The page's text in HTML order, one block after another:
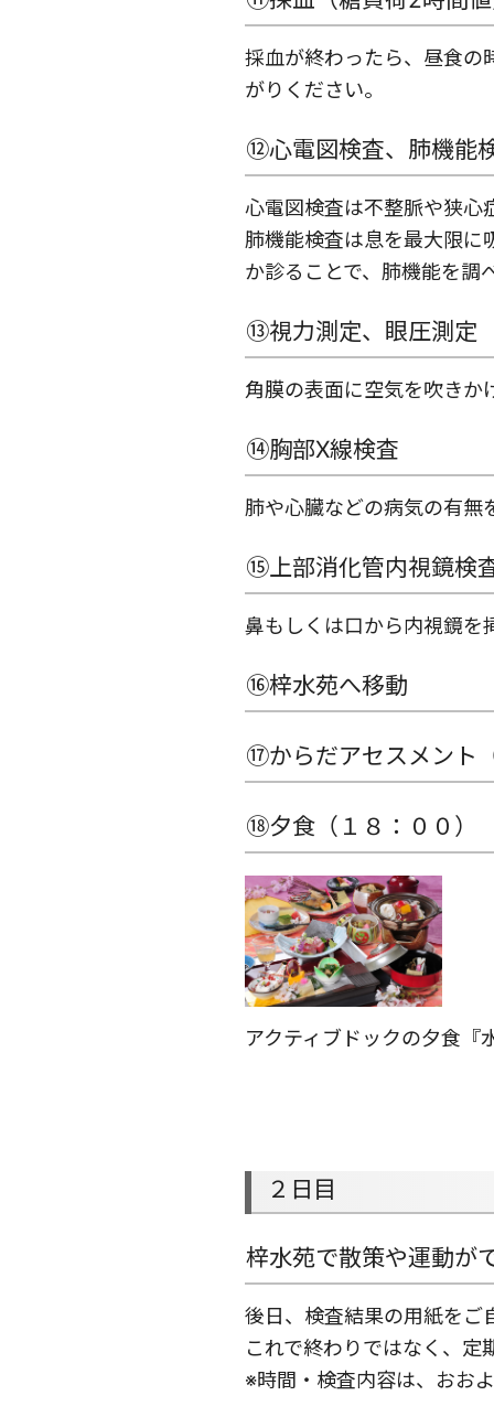
採血が終わったら、昼食の
がりください。
⑫心電図検査、肺機能
心電図検査は不整脈や狭心
肺機能検査は息を最大限に
か診ることで、肺機能を調
⑬視力測定、眼圧測定
角膜の表面に空気を吹きか
⑭胸部X線検査
肺や心臓などの病気の有無
⑮上部消化管内視鏡検
鼻もしくは口から内視鏡を
⑯梓水苑へ移動
⑰からだアセスメント
⑱夕食（１８：００）
アクティブドックの夕食『
２日目
梓水苑で散策や運動が
後日、検査結果の用紙
これで終わりではなく、定
※時間・検査内容は、おお